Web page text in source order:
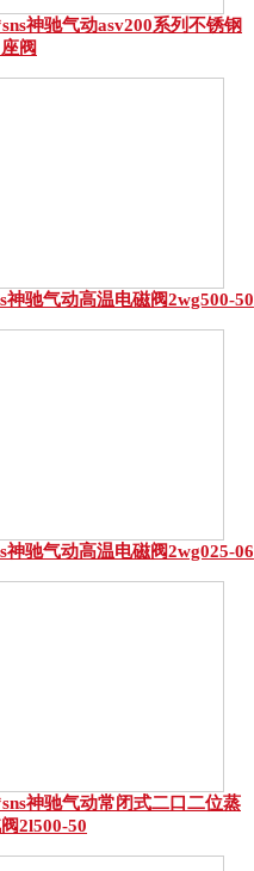
神驰气动asv200系列不锈钢
阀
神驰气动高温电磁阀2wg500-50
神驰气动高温电磁阀2wg025-06
神驰气动常闭式二口二位蒸
2l500-50